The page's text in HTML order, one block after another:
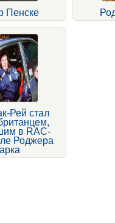
Пенске
Рей стал
в RAC-
Роджера